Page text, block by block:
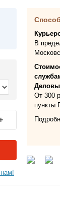
В
От 300
пункты